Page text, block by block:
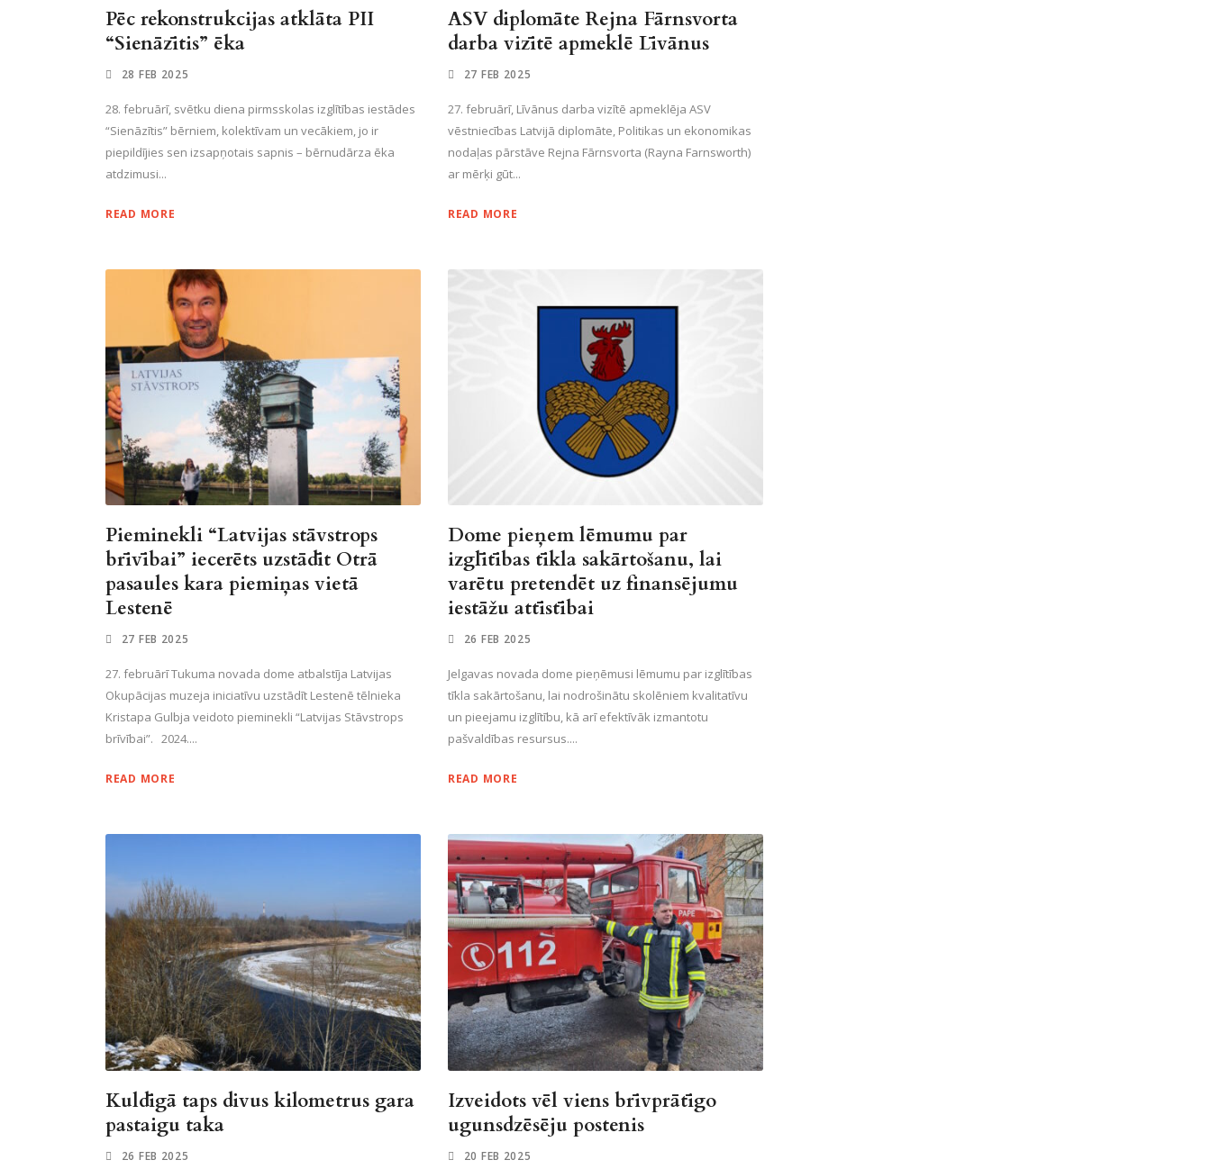
Pēc rekonstrukcijas atklāta PII
“Sienāzītis” ēka
28 FEB 2025
28. februārī, svētku diena pirmsskolas izglītības iestādes
“Sienāzītis” bērniem, kolektīvam un vecākiem, jo ir
piepildījies sen izsapņotais sapnis – bērnudārza ēka
atdzimusi...
READ MORE
ASV diplomāte Rejna Fārnsvorta
darba vizītē apmeklē Līvānus
27 FEB 2025
27. februārī, Līvānus darba vizītē apmeklēja ASV
vēstniecības Latvijā diplomāte, Politikas un ekonomikas
nodaļas pārstāve Rejna Fārnsvorta (Rayna Farnsworth)
ar mērķi gūt...
READ MORE
Pieminekli “Latvijas stāvstrops
brīvībai” iecerēts uzstādīt Otrā
pasaules kara piemiņas vietā
Lestenē
27 FEB 2025
27. februārī Tukuma novada dome atbalstīja Latvijas
Okupācijas muzeja iniciatīvu uzstādīt Lestenē tēlnieka
Kristapa Gulbja veidoto pieminekli “Latvijas Stāvstrops
brīvībai”. 2024....
READ MORE
Dome pieņem lēmumu par
izglītības tīkla sakārtošanu, lai
varētu pretendēt uz finansējumu
iestāžu attīstībai
26 FEB 2025
Jelgavas novada dome pieņēmusi lēmumu par izglītības
tīkla sakārtošanu, lai nodrošinātu skolēniem kvalitatīvu
un pieejamu izglītību, kā arī efektīvāk izmantotu
pašvaldības resursus....
READ MORE
Kuldīgā taps divus kilometrus gara
pastaigu taka
26 FEB 2025
Izveidots vēl viens brīvprātīgo
ugunsdzēsēju postenis
20 FEB 2025